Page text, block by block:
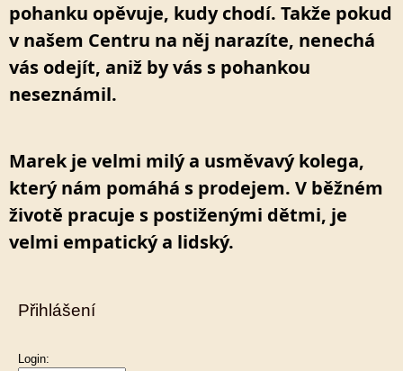
pohanku opěvuje, kudy chodí. Takže pokud
v našem Centru na něj narazíte, nenechá
vás odejít, aniž by vás s pohankou
neseznámil.
Marek je velmi milý a usměvavý kolega,
který nám pomáhá s prodejem. V běžném
životě pracuje s postiženými dětmi, je
velmi empatický a lidský.
Přihlášení
Login: